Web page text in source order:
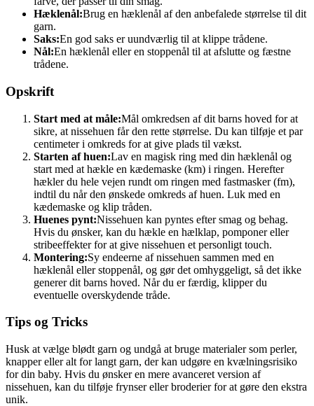
Hæklenål:Brug en hæklenål af den anbefalede størrelse til dit
garn.
Saks:En god saks er uundværlig til at klippe trådene.
Nål:En hæklenål eller en stoppenål til at afslutte og fæstne
trådene.
Opskrift
Start med at måle:Mål omkredsen af dit barns hoved for at
sikre, at nissehuen får den rette størrelse. Du kan tilføje et par
centimeter i omkreds for at give plads til vækst.
Starten af huen:Lav en magisk ring med din hæklenål og
start med at hækle en kædemaske (km) i ringen. Herefter
hækler du hele vejen rundt om ringen med fastmasker (fm),
indtil du når den ønskede omkreds af huen. Luk med en
kædemaske og klip tråden.
Huenes pynt:Nissehuen kan pyntes efter smag og behag.
Hvis du ønsker, kan du hækle en hælklap, pomponer eller
stribeeffekter for at give nissehuen et personligt touch.
Montering:Sy endeerne af nissehuen sammen med en
hæklenål eller stoppenål, og gør det omhyggeligt, så det ikke
generer dit barns hoved. Når du er færdig, klipper du
eventuelle overskydende tråde.
Tips og Tricks
Husk at vælge blødt garn og undgå at bruge materialer som perler,
knapper eller alt for langt garn, der kan udgøre en kvælningsrisiko
for din baby. Hvis du ønsker en mere avanceret version af
nissehuen, kan du tilføje frynser eller broderier for at gøre den ekstra
unik.